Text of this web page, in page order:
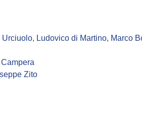
Urciuolo, Ludovico di Martino, Marco
Zito